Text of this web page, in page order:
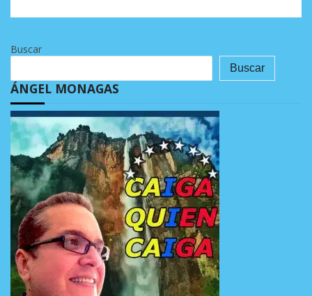
Buscar
Buscar
ÁNGEL MONAGAS